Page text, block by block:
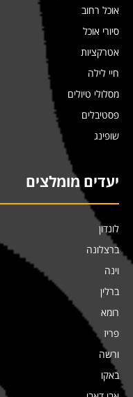
אוכל רחוב
סיורי אוכל
אטרקציות
חיי לילה
מסלולי טיולים
פסטיבלים
שופינג
יעדים מומלצים
לונדון
ברצלונה
וינה
ברלין
רומא
פריז
ורשה
באקו